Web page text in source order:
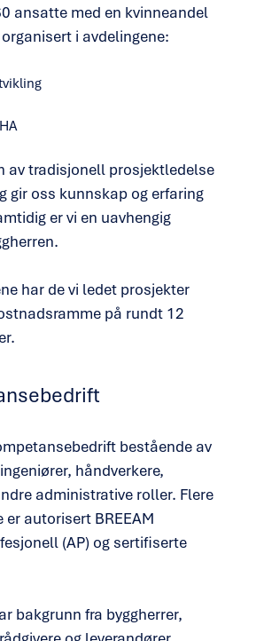
ansatte med en kvinneandel
i avdelingene:
av tradisjonell prosjektledelse
gir oss kunnskap og erfaring
er vi en uavhengig
har de vi ledet prosjekter
på rundt 12
bestående av
håndverkere,
administrative roller. Flere
autorisert BREEAM
(AP) og sertifiserte
bakgrunn fra byggherrer,